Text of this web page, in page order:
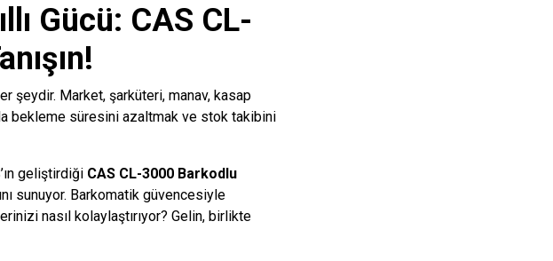
Gücü: CAS CL-
şeydir. Market, şarküteri, manav, kasap
bekleme süresini azaltmak ve stok takibini
geliştirdiği CAS CL-3000 Barkodlu
sunuyor. Barkomatik güvencesiyle
nasıl kolaylaştırıyor? Gelin, birlikte